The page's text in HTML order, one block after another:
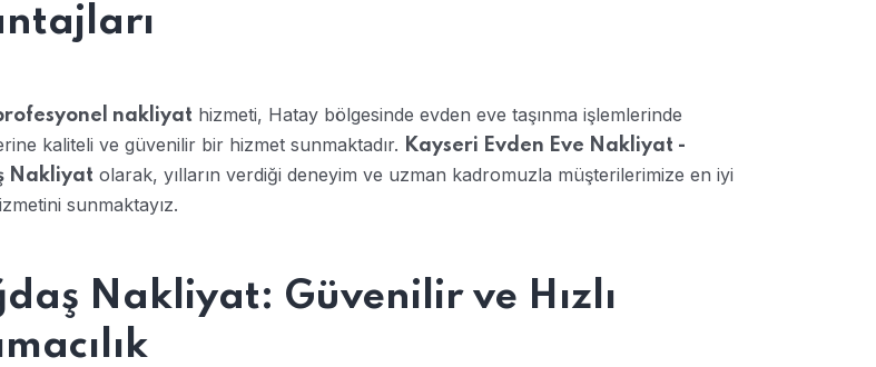
nakliyat hizmeti, Hatay bölgesinde evden eve taşınma işlemlerinde
kaliteli ve güvenilir bir hizmet sunmaktadır. Kayseri Evden Eve Nakliyat -
Nakliyat olarak, yılların verdiği deneyim ve uzman kadromuzla müşterilerimize en iyi
sunmaktayız.
Nakliyat: Güvenilir ve Hızlı